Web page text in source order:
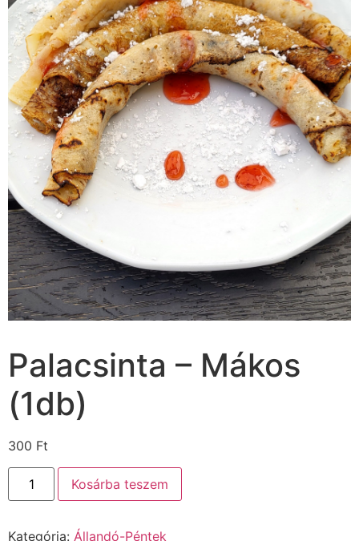
Palacsinta – Mákos
(1db)
300 Ft
Kosárba teszem
Kategória: Állandó-Péntek